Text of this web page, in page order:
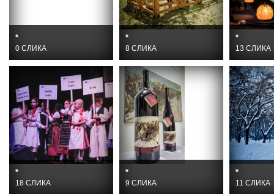
*
0 СЛИКА
*
8 СЛИКА
*
13 СЛИКА
*
18 СЛИКА
*
9 СЛИКА
*
11 СЛИКА